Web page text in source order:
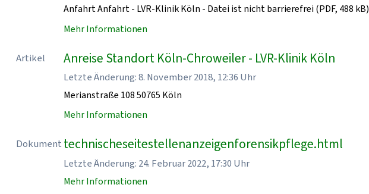
Anfahrt Anfahrt - LVR-Klinik Köln - Datei ist nicht barrierefrei (PDF, 488 kB)
Mehr Informationen
Artikel Anreise Standort Köln-Chroweiler - LVR-Klinik Köln
Letzte Änderung: 8. November 2018, 12:36 Uhr
Merianstraße 108 50765 Köln
Mehr Informationen
Dokument technischeseitestellenanzeigenforensikpflege.html
Letzte Änderung: 24. Februar 2022, 17:30 Uhr
Mehr Informationen